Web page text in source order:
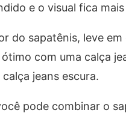
e o visual fica
do sapatênis, leve
com uma calça
jeans escura.
pode combinar o